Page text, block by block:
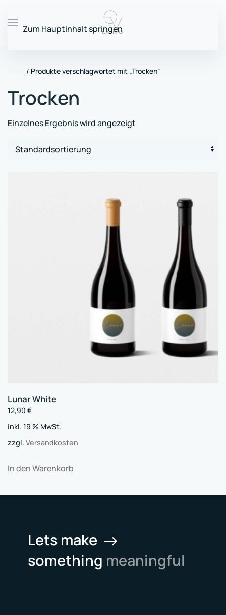
Zum Hauptinhalt springen
/ Produkte verschlagwortet mit „Trocken“
Trocken
Einzelnes Ergebnis wird angezeigt
Lunar White
12,90 €
inkl. 19 % MwSt.
zzgl. Versandkosten
In den Warenkorb
Lets make
something meaningful